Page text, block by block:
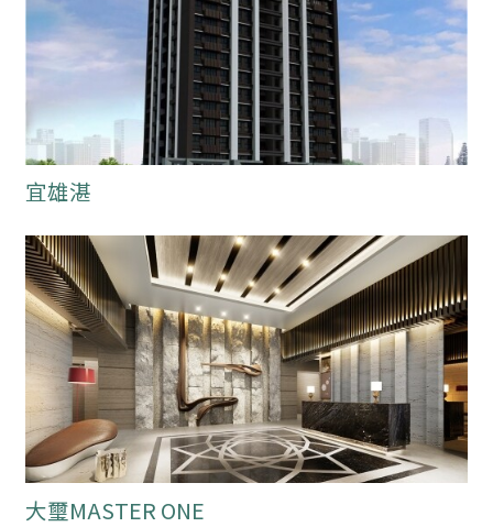
宜雄湛
大璽MASTER ONE